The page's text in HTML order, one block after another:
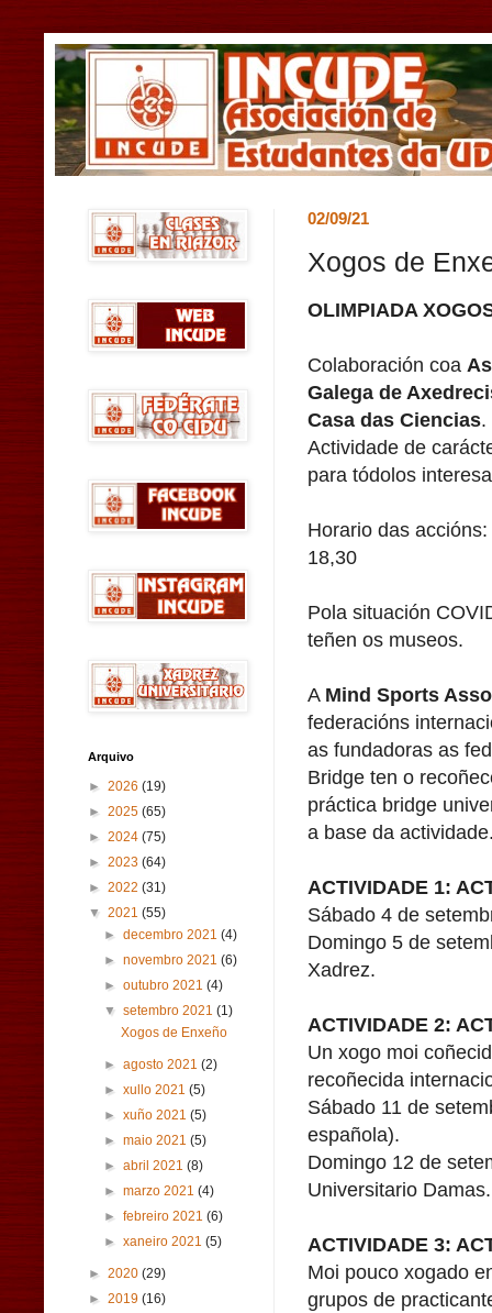
02/09/21
Xogos de
OLIMPIADA
Colaboración coa
Galega de
Casa das Ciencias.
Actividade de
para tódolos
Horario das
18,30
Pola situación
teñen os museos.
A Mind Sports
federacións
as fundadoras as
Bridge ten o
práctica bridge
a base da
ACTIVIDADE 1:
Sábado 4 de
Domingo 5 de
Xadrez.
ACTIVIDADE 2:
Un xogo moi
recoñecida
Sábado 11 de
española).
Domingo 12 de
Universitario Damas.
ACTIVIDADE 3:
Moi pouco xogado
grupos de
Arquivo
► 2026 (19)
► 2025 (65)
► 2024 (75)
► 2023 (64)
► 2022 (31)
▼ 2021 (55)
►decembro 2021(4)
►novembro 2021(6)
►outubro 2021(4)
▼setembro 2021(1)
Xogos de Enxeño
►agosto 2021(2)
►xullo 2021(5)
►xuño 2021(5)
►maio 2021(5)
►abril 2021(8)
►marzo 2021(4)
►febreiro 2021(6)
►xaneiro 2021(5)
► 2020 (29)
► 2019 (16)